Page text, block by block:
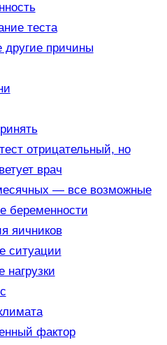
теста
причины
отрицательный, но
врач
— все возможные
беременности
яичников
ситуации
фактор